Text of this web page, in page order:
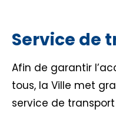
Service de
Afin de garantir
tous, la Ville met
service de